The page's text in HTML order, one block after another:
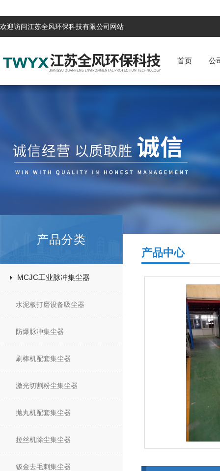
欢迎访问江苏全风环保科技有限公司网站
首页 公
产品分类
MCJC工业脉冲集尘器
水泥板打磨设备吸尘器
防爆脉冲集尘器
刷棒机配套集尘器
激光切割粉尘集尘器
抛丸机配套集尘器
拉丝机除尘集尘器
钣金去毛刺集尘器
产品中心